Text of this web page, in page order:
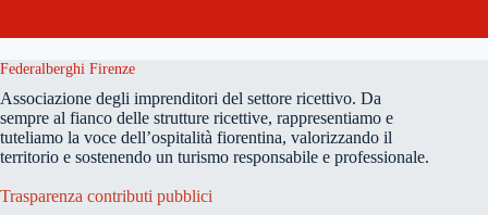
Federalberghi Firenze
Associazione degli imprenditori del settore ricettivo. Da
sempre al fianco delle strutture ricettive, rappresentiamo e
tuteliamo la voce dell’ospitalità fiorentina, valorizzando il
territorio e sostenendo un turismo responsabile e professionale.
Trasparenza contributi pubblici